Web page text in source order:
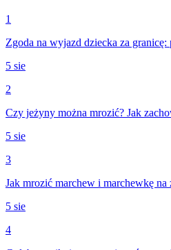
1
Zgoda na wyjazd dziecka za
5 sie
2
Czy jeżyny można mrozić? Jak
5 sie
3
Jak mrozić marchew i marchewkę
5 sie
4